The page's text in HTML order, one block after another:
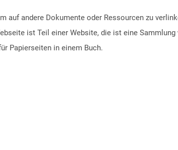
auf andere Dokumente oder Ressourcen zu
ist Teil einer Website, die ist eine Sammlung
Papierseiten in einem Buch.